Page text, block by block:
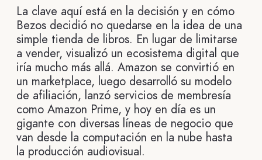
La clave aquí está en la decisión y en cómo
Bezos decidió no quedarse en la idea de una
simple tienda de libros. En lugar de limitarse
a vender, visualizó un ecosistema digital que
iría mucho más allá. Amazon se convirtió en
un marketplace, luego desarrolló su modelo
de afiliación, lanzó servicios de membresía
como Amazon Prime, y hoy en día es un
gigante con diversas líneas de negocio que
van desde la computación en la nube hasta
la producción audiovisual.